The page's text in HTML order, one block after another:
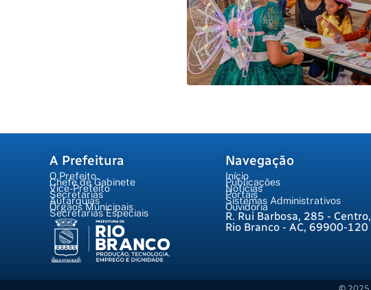
A Prefeitura
O Prefeito
Chefe de Gabinete
Vice-Prefeito
Secretarias
Autarquias
Órgãos Municipais
Secretarias Especiais
Navegação
Início
Publicações
Notícias
Portais
Sistemas Administrativos
Ouvidoria
R. Rui Barbosa, 285 - Centro,
Rio Branco - AC, 69900-120